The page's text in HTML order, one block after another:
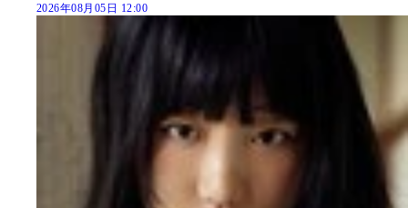
2026年08月05日 12:00